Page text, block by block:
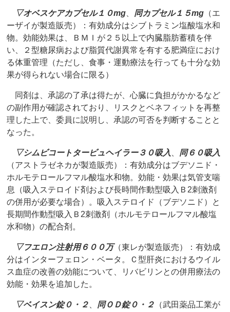
▽オベスケアカプセル１０mg 同カプセル１５mg （エ
ーザイが製造販売）：有効成分はシブトラミン塩酸塩水和
物。効能効果は、ＢＭＩが２５以上で内臓脂肪蓄積を伴
い、２型糖尿病および脂質代謝異常を有する肥満症におけ
る体重管理（ただし、食事・運動療法を行っても十分な効
果が得られない場合に限る）
同剤は、承認の了承は得たが、心臓に負担がかかるなど
の副作用が確認されており、リスクとベネフィットを再整
理した上で、委員に説明し、承認の可否を判断することと
なった。
▽シムビコートタービュヘイラー３０吸入
同６０吸入
（アストラゼネカが製造販売）：有効成分はブデソニド・
ホルモテロールフマル酸塩水和物。効能・効果は気管支喘
息（吸入ステロイド剤および長時間作動型吸入Ｂ2刺激剤
の併用が必要な場合）。吸入ステロイド（ブデソニド）と
長期間作動型吸入Ｂ2刺激剤（ホルモテロールフマル酸塩
水和物）の配合剤。
▽フエロン注射用６００万（東レが製造販売）：有効成
分はインターフェロン・ベータ。Ｃ型肝炎におけるウイル
ス血症の改善の効能について、リバビリンとの併用療法の
効能・効果を追加した。
▽ベイスン錠０・２ 同ＯＤ錠０・２ （武田薬品工業が